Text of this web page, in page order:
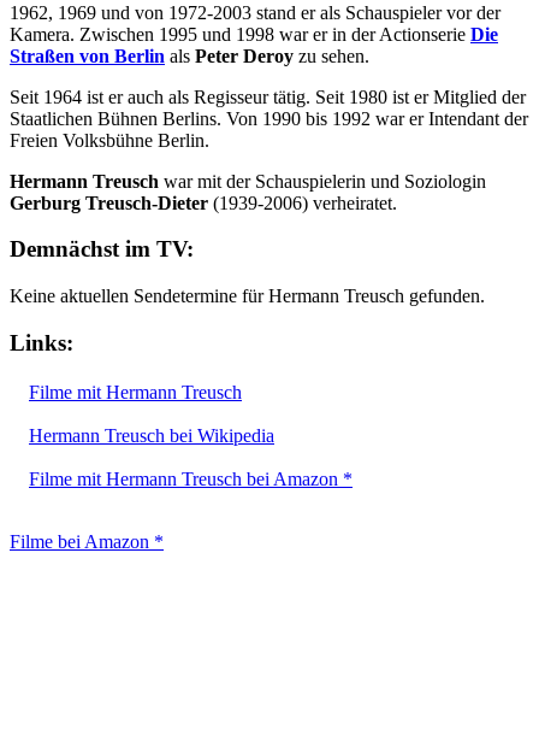
1962, 1969 und von 1972-2003 stand er als Schauspieler vor der
Kamera. Zwischen 1995 und 1998 war er in der Actionserie Die
Straßen von Berlin als Peter Deroy zu sehen.
Seit 1964 ist er auch als Regisseur tätig. Seit 1980 ist er Mitglied der
Staatlichen Bühnen Berlins. Von 1990 bis 1992 war er Intendant der
Freien Volksbühne Berlin.
Hermann Treusch war mit der Schauspielerin und Soziologin
Gerburg Treusch-Dieter (1939-2006) verheiratet.
Demnächst im TV:
Keine aktuellen Sendetermine für Hermann Treusch gefunden.
Links:
Filme mit Hermann Treusch
Hermann Treusch bei Wikipedia
Filme mit Hermann Treusch bei Amazon *
Filme bei Amazon *